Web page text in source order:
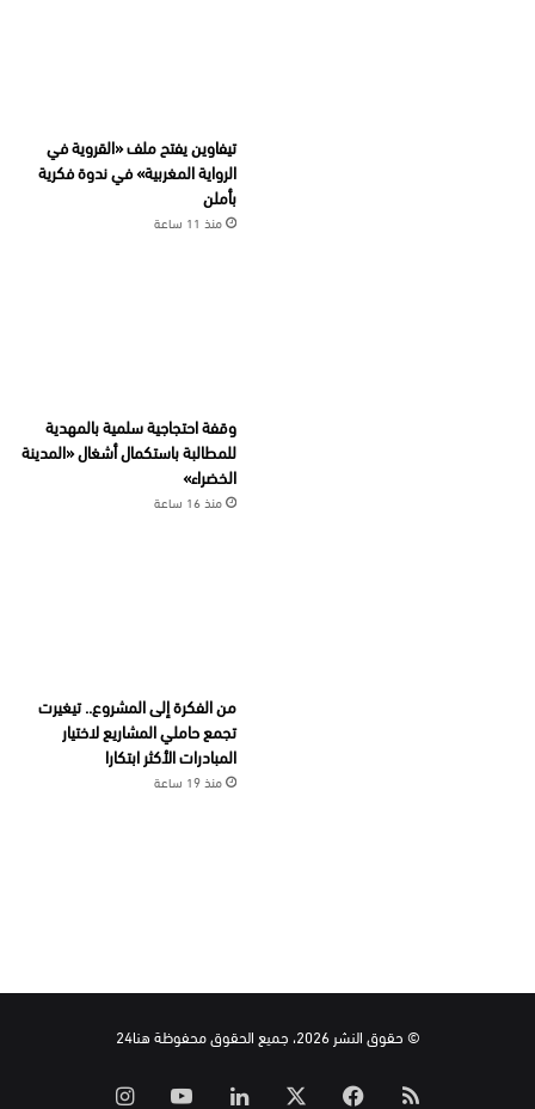
تيفاوين يفتح ملف «القروية في
الرواية المغربية» في ندوة فكرية
بأملن
منذ 11 ساعة
وقفة احتجاجية سلمية بالمهدية
للمطالبة باستكمال أشغال «المدينة
الخضراء»
منذ 16 ساعة
من الفكرة إلى المشروع.. تيغيرت
تجمع حاملي المشاريع لاختيار
المبادرات الأكثر ابتكارا
منذ 19 ساعة
© حقوق النشر 2026، جميع الحقوق محفوظة هنا24
ملخص فيسبوك لينكدإن ‫YouTube